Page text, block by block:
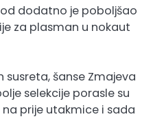
dodatno je poboljšao
za plasman u nokaut
šanse Zmajeva
selekcije porasle su
prije utakmice i sada